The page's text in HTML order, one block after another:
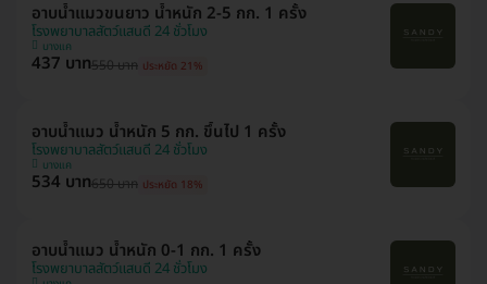
อาบน้ำแมวขนยาว น้ำหนัก 2-5 กก. 1 ครั้ง
โรงพยาบาลสัตว์แสนดี 24 ชั่วโมง
บางแค
437 บาท550 บาท ประหยัด 21%
อาบน้ำแมว น้ำหนัก 5 กก. ขึ้นไป 1 ครั้ง
โรงพยาบาลสัตว์แสนดี 24 ชั่วโมง
บางแค
534 บาท650 บาท ประหยัด 18%
อาบน้ำแมว น้ำหนัก 0-1 กก. 1 ครั้ง
โรงพยาบาลสัตว์แสนดี 24 ชั่วโมง